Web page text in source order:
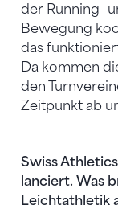
der Running-
Bewegung
das
Da kommen
den
Zeitpunkt ab
Swiss
lanciert. Was
Leichtathletik